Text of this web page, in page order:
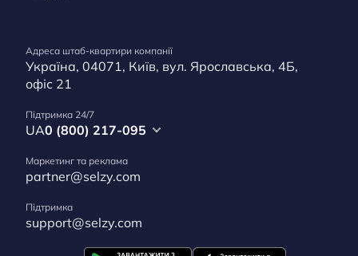
Адреса штаб-квартири компанії
Україна, 04071, Київ, вул. Ярославська, 4Б,
офіс 21
Підтримка 24/7
UA0 (800) 217-095
Маркетинг та реклама
partner@selzy.com
Підтримка
support@selzy.com